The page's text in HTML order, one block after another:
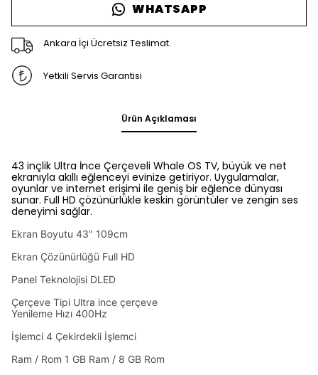
WHATSAPP
Ankara İçi Ücretsiz Teslimat.
Yetkili Servis Garantisi
Ürün Açıklaması
43 inçlik Ultra İnce Çerçeveli Whale OS TV, büyük ve net
ekranıyla akıllı eğlenceyi evinize getiriyor. Uygulamalar,
oyunlar ve internet erişimi ile geniş bir eğlence dünyası
sunar. Full HD çözünürlükle keskin görüntüler ve zengin ses
deneyimi sağlar.
Ekran Boyutu 43" 109cm
Ekran Çözünürlüğü Full HD
Panel Teknolojisi DLED
Çerçeve Tipi Ultra ince çerçeve
Yenileme Hızı 400Hz
İşlemci 4 Çekirdekli İşlemci
Ram / Rom 1 GB Ram / 8 GB Rom